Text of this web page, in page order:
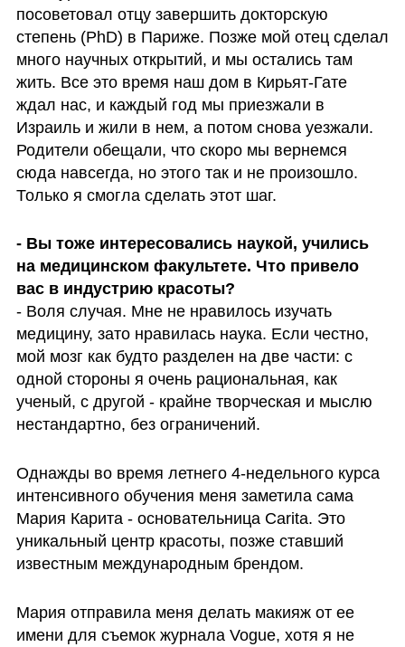
посоветовал отцу завершить докторскую
степень (PhD) в Париже. Позже мой отец сделал
много научных открытий, и мы остались там
жить. Все это время наш дом в Кирьят-Гате
ждал нас, и каждый год мы приезжали в
Израиль и жили в нем, а потом снова уезжали.
Родители обещали, что скоро мы вернемся
сюда навсегда, но этого так и не произошло.
Только я смогла сделать этот шаг.
- Вы тоже интересовались наукой, учились
на медицинском факультете. Что привело
- Воля случая. Мне не нравилось изучать
медицину, зато нравилась наука. Если честно,
мой мозг как будто разделен на две части: с
одной стороны я очень рациональная, как
ученый, с другой - крайне творческая и мыслю
нестандартно, без ограничений.
Однажды во время летнего 4-недельного курса
интенсивного обучения меня заметила сама
Мария Карита - основательница Carita. Это
уникальный центр красоты, позже ставший
известным международным брендом.
Мария отправила меня делать макияж от ее
имени для съемок журнала Vogue, хотя я не